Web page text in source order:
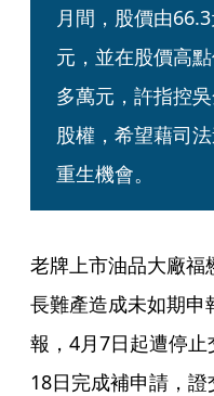
月間，股價由
元，並在股價高
多萬元，許指控
股權，希望藉司
重生機會。
老牌上市油品大廠福
長難產造成未如期申
報，4月7日起遭停止
18日完成補申請，證